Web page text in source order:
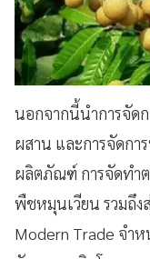
นอกจากนี้นำการจัด
ผสาน และการจัดกา
ผลิตภัณฑ์ การจัดทำต
พืชหมุนเวียน รวมถึง
Modern Trade จำ